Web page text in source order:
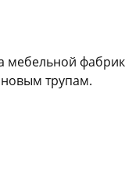
мебельной
трупам.